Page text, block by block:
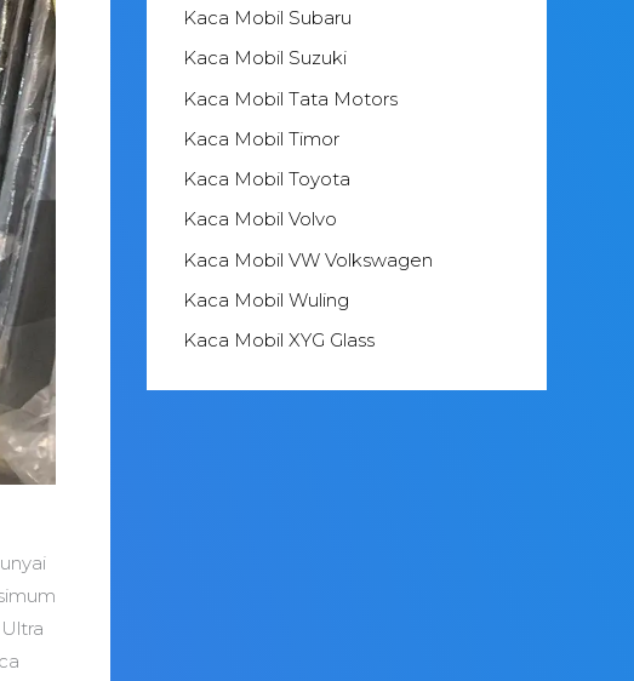
Kaca Mobil Subaru
Kaca Mobil Suzuki
Kaca Mobil Tata Motors
Kaca Mobil Timor
Kaca Mobil Toyota
Kaca Mobil Volvo
Kaca Mobil VW Volkswagen
Kaca Mobil Wuling
Kaca Mobil XYG Glass